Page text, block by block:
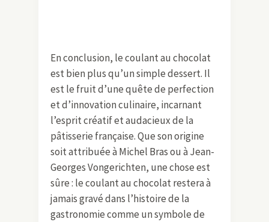
En conclusion, le coulant au chocolat
est bien plus qu’un simple dessert. Il
est le fruit d’une quête de perfection
et d’innovation culinaire, incarnant
l’esprit créatif et audacieux de la
pâtisserie française. Que son origine
soit attribuée à Michel Bras ou à Jean-
Georges Vongerichten, une chose est
sûre : le coulant au chocolat restera à
jamais gravé dans l’histoire de la
gastronomie comme un symbole de